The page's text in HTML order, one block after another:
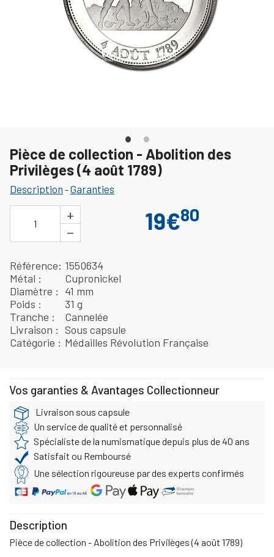
Pièce de collection - Abolition des
Privilèges (4 août 1789)
Description -Garanties
1
+
−
19€80
Référence 1550634
Métal
Cupronickel
Diamètre
41 mm
Poids
31 g
Tranche
Cannelée
Livraison
Sous capsule
Catégorie
Médailles Révolution Française
Vos garanties & Avantages Collectionneur
Livraison sous capsule
Un service de qualité et personnalisé
Spécialiste de la numismatique depuis plus de 40 ans
Satisfait ou Remboursé
Une sélection rigoureuse par des experts confirmés
Description
Pièce de collection - Abolition des Privilèges (4 août 1789)